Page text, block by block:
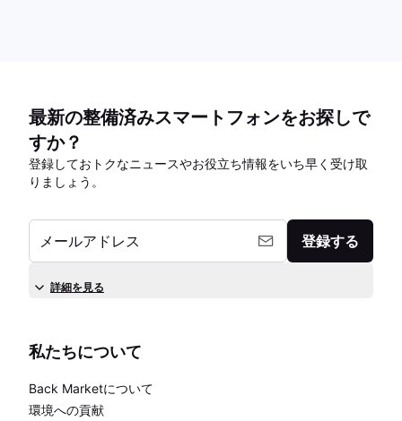
最新の整備済みスマートフォンをお探しで
すか？
登録しておトクなニュースやお役立ち情報をいち早く受け取
りましょう。
メールアドレス 登録する
詳細を見る
私たちについて
Back Marketについて
環境への貢献